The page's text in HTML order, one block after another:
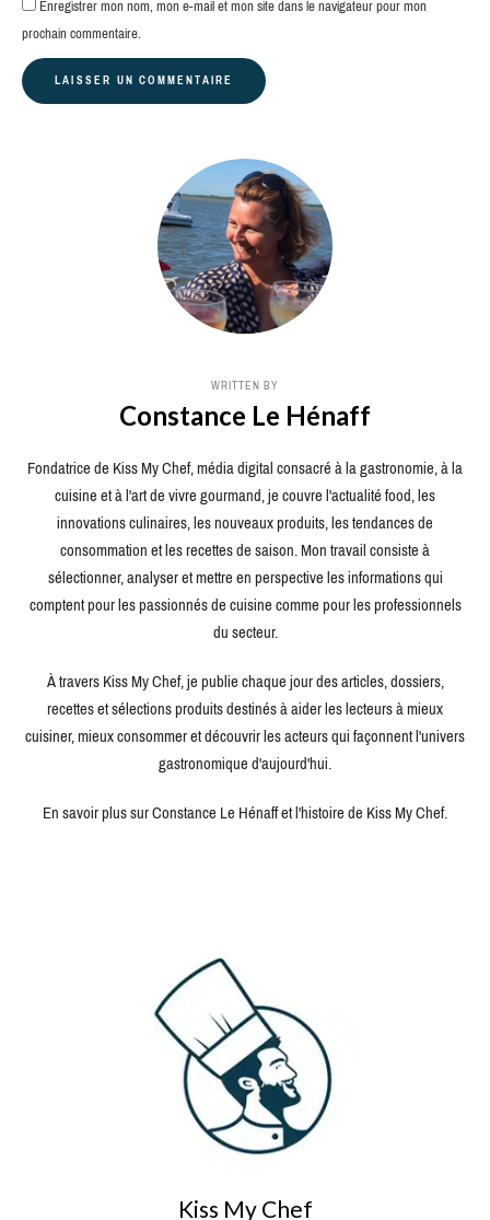
Enregistrer mon nom, mon e-mail et mon site dans le navigateur pour mon
prochain commentaire.
WRITTEN BY
Constance Le Hénaff
Fondatrice de Kiss My Chef, média digital consacré à la gastronomie, à la
cuisine et à l'art de vivre gourmand, je couvre l'actualité food, les
innovations culinaires, les nouveaux produits, les tendances de
consommation et les recettes de saison. Mon travail consiste à
sélectionner, analyser et mettre en perspective les informations qui
comptent pour les passionnés de cuisine comme pour les professionnels
du secteur.
À travers Kiss My Chef, je publie chaque jour des articles, dossiers,
recettes et sélections produits destinés à aider les lecteurs à mieux
cuisiner, mieux consommer et découvrir les acteurs qui façonnent l'univers
gastronomique d'aujourd'hui.
En savoir plus sur Constance Le Hénaff et l'histoire de Kiss My Chef.
Kiss My Chef